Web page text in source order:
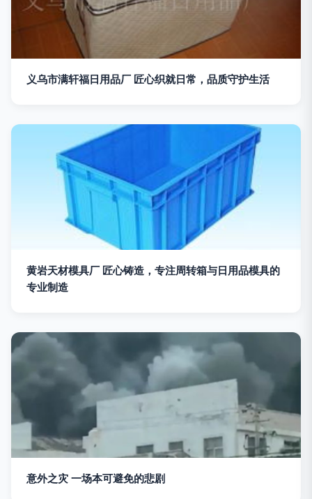
义乌市满轩福日用品厂 匠心织就日常，品质守护生活
黄岩天材模具厂 匠心铸造，专注周转箱与日用品模具的
专业制造
意外之灾 一场本可避免的悲剧